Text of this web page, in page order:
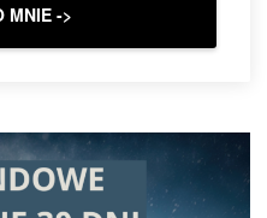
MNIE ->